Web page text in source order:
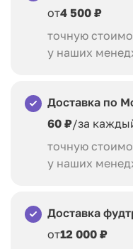
от4 500 ₽
точную
у наших
Доставка по
60 ₽/за
точную
у наших
Доставка
от12 000 ₽